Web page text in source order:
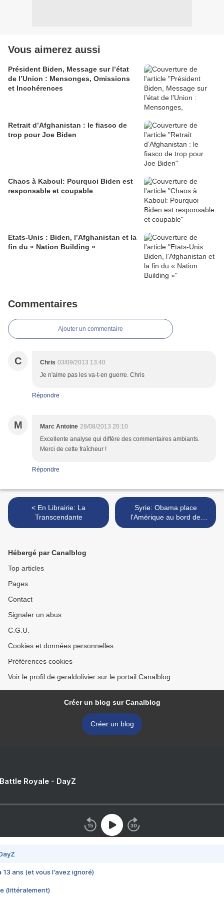
Vous aimerez aussi
Président Biden, Message sur l’état
de l’Union : Mensonges, Omissions
et Incohérences
Retrait d’Afghanistan : le fiasco de
trop pour Joe Biden
Chaos à Kaboul: Pourquoi Biden est
responsable et coupable
Etats-Unis : Biden, l’Afghanistan et la
fin du « Nation Building »
Commentaires
Ajouter un commentaire
C Chris 03/09/2013 13:40
Je n'aime pas les va-t-en guerre. Chris
Répondre
M Marc Antoine 28/08/2013 20:10
Excellente analyse qui diffère des commentaires ambiants.
Merci de cette fraîcheur !
Répondre
< En Librairie: La
Transcendante
Syrie: Obama place
l'Amérique au bord de
l'engrenage. >
Hébergé par Canalblog
Top articles
Pages
Contact
Signaler un abus
C.G.U.
Cookies et données personnelles
Préférences cookies
Voir le profil de geraldolivier sur le portail Canalblog
Créer un blog sur Canalblog
Créer un blog
Royale - DayZ
13 ans (et vous l'avez ignoré)
(littéralement)